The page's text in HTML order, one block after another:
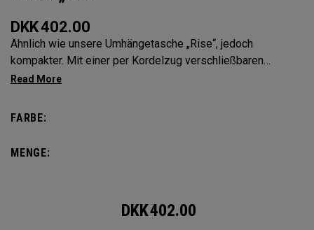
DKK402.00
Ähnlich wie unsere Umhängetasche „Rise“, jedoch
kompakter. Mit einer per Kordelzug verschließbaren
Vordertasche für alles Notwendige und mehreren Fächern
Beutel das perfekte, leichte Accessoire für jeden Tag,
FARBE:
MENGE:
DKK402.00